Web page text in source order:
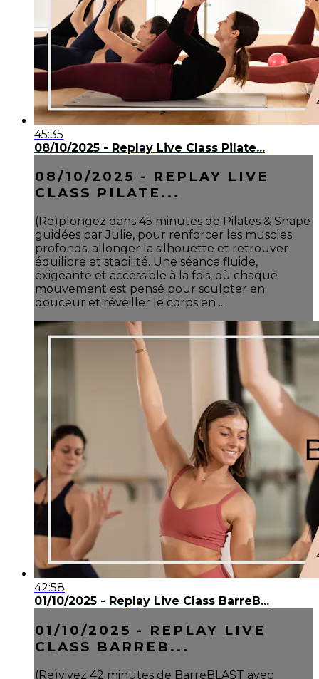
45:35
08/10/2025 - Replay Live Class Pilate...
08/10/2025 - REPLAY LIVE
CLASS PILATE...
(Re)plongez dans 45 minutes de Pilates & Shape
guidées par Julie, pour renforcer les muscles
profonds, allonger la silhouette et retrouver
équilibre et stabilité. Une séance fluide,
exigeante et accessible à la fois, où chaque
mouvement est pensé pour sculpter en
douceur et réveiller le corps en ...
42:58
01/10/2025 - Replay Live Class BarreB...
01/10/2025 - REPLAY LIVE
CLASS BARREB...
(Re)vivez 42 minutes de BarreBLAST avec